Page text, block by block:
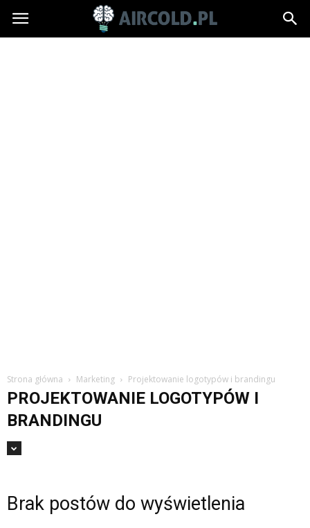
Aircold.pl
Strona główna Marketing Projektowanie logotypów i brandingu
PROJEKTOWANIE LOGOTYPÓW I
BRANDINGU
Brak postów do wyświetlenia